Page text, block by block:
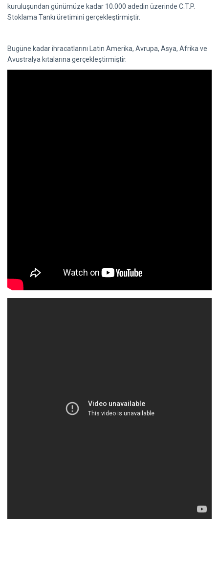
kuruluşundan günümüze kadar 10.000 adedin üzerinde C.T.P.
Stoklama Tankı üretimini gerçekleştirmiştir.
Bugüne kadar ihracatlarını Latin Amerika, Avrupa, Asya, Afrika ve
Avustralya kıtalarına gerçekleştirmiştir.